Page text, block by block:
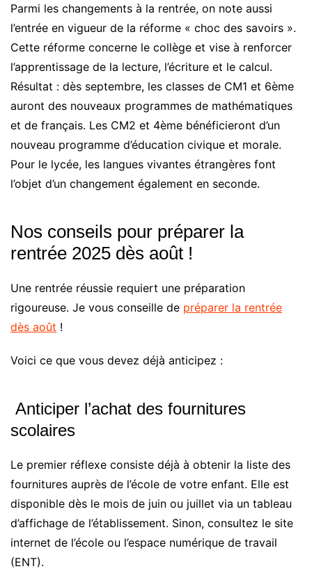
Parmi les changements à la rentrée, on note aussi
l’entrée en vigueur de la réforme « choc des savoirs ».
Cette réforme concerne le collège et vise à renforcer
l’apprentissage de la lecture, l’écriture et le calcul.
Résultat : dès septembre, les classes de CM1 et 6ème
auront des nouveaux programmes de mathématiques
et de français. Les CM2 et 4ème bénéficieront d’un
nouveau programme d’éducation civique et morale.
Pour le lycée, les langues vivantes étrangères font
l’objet d’un changement également en seconde.
Nos conseils pour préparer la
rentrée 2025 dès août !
Une rentrée réussie requiert une préparation
rigoureuse. Je vous conseille de préparer la rentrée
dès août !
Voici ce que vous devez déjà anticipez :
Anticiper l’achat des fournitures
scolaires
Le premier réflexe consiste déjà à obtenir la liste des
fournitures auprès de l’école de votre enfant. Elle est
disponible dès le mois de juin ou juillet via un tableau
d’affichage de l’établissement. Sinon, consultez le site
internet de l’école ou l’espace numérique de travail
(ENT).